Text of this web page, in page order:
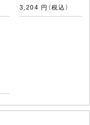
3,204 円（税込）